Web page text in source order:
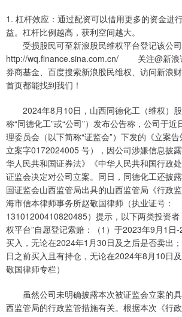
1. 杠杆效应：通过配资可以借用更多的资金进
益。杠杆比例越高，获利空间越大。
受损股民可至新浪股民维权平台登记该公司
http://wq.finance.sina.com.cn/ 关注@新浪
券商基金、百度搜索新浪股民维权、访问新浪
首页都能找到我们！
2024年8月10日，山西同德化工（维权）
称“同德化工”或“公司”）发布公告称，公司于
理委员会（以下简称“证监会”）下发的《立案
立案字0172024005 号），因公司涉嫌信息披
华人民共和国证券法》《中华人民共和国行政
证监会决定对公司立案。同日，同德化工还披
国证监会山西监管局出具的山西监管局《行政
海市信本律师事务所赵敬国律师（执业证号：
13101200410820485）提示，以下两类投资者
权平台”自愿登记索赔：（1）于2023年9月1日
买入，无论在2024年1月30日及之后是否卖出
日之前买入且有持仓，无论在2024年8月10日
敬国律师专栏）
虽然公司未明确披露本次被证监会立案的具
西监管局的行政监管措施有关。根据本次《行